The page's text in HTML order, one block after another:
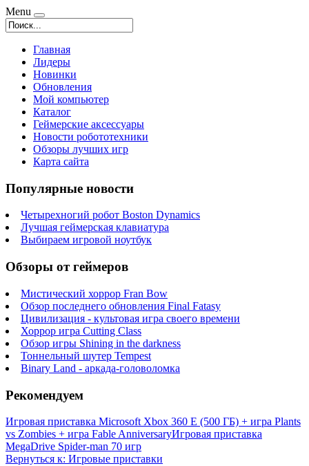
Menu
Главная
Лидеры
Новинки
Обновления
Мой компьютер
Каталог
Геймерские аксессуары
Новости робототехники
Обзоры лучших игр
Карта сайта
Популярные новости
Четырехногий робот Boston Dynamics
Лучшая геймерская клавиатура
Выбираем игровой ноутбук
Обзоры от геймеров
Мистический хоррор Fran Bow
Обзор последнего обновления Final Fatasy
Цивилизация - культовая игра своего времени
Хоррор игра Cutting Class
Обзор игры Shining in the darkness
Тоннельный шутер Tempest
Binary Land - аркада-головоломка
Рекомендуем
Игровая приставка Microsoft Xbox 360 E (500 ГБ) + игра Plants
vs Zombies + игра Fable AnniversaryИгровая приставка
MegaDrive Spider-man 70 игр
Вернуться к: Игровые приставки